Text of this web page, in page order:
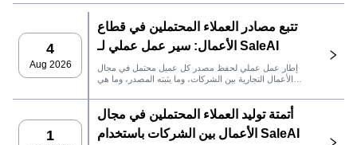
4
Aug 2026
تتبع مصادر العملاء المحتملين في قطاع
الأعمال: سير عمل عملي لـ SaleAI
إطار عمل عملي لحفظ مصدر كل عميل محتمل في مجال
الأعمال التجارية بين الشركات، وما يثبته المصدر، وما هي
1
أتمتة توليد العملاء المحتملين في مجال
الأعمال بين الشركات باستخدام SaleAI